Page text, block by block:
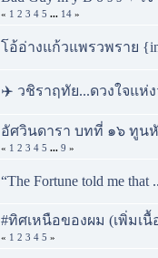
« 1 2 3 4 5 ... 14 »
โอ้อ่างแก้วแพรวพราย
✈️ วชิราฤทัย...ดวงใจแห่ง
อัศวินดารา บทที่ ๑๖ ทูน
« 1 2 3 4 5 ... 9 »
“The Fortune told me
#ทิศเหนือของผม (เพิ่มเนื้
« 1 2 3 4 5 »